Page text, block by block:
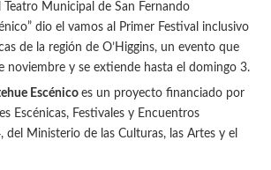
Municipal de San Fernando
dio el vamos al Primer Festival inclusivo
de la región de O’Higgins, un evento que
noviembre y se extiende hasta el domingo 3.
Escénico es un proyecto financiado por
Escénicas, Festivales y Encuentros
del Ministerio de las Culturas, las Artes y el